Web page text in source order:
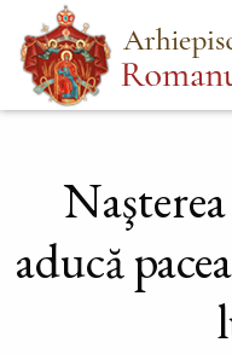
Mergi
la
conţinutul
Main
menu
aducă